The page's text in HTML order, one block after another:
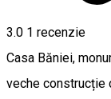
3.0 1 recenzie
Casa Băniei,
veche construcție